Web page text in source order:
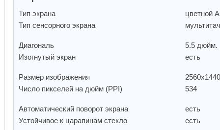
Тип экрана
цветной
Тип сенсорного экрана
Диагональ
5.5 дюйм.
Изогнутый экран
есть
Размер изображения
Число пикселей на дюйм (PPI)
534
Автоматический поворот экрана
есть
Устойчивое к царапинам стекло
есть